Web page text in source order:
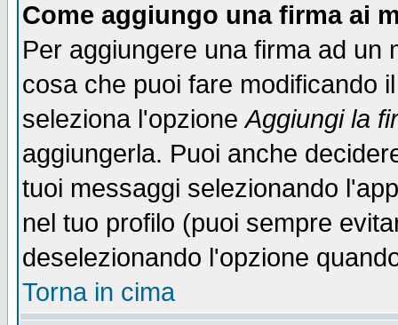
Come aggiungo una firma ai
Per aggiungere una firma ad un
cosa che puoi fare modificando
seleziona l'opzioneAggiungi la
aggiungerla. Puoi anche
tuoi messaggi selezionando
nel tuo profilo (puoi sempre
deselezionando l'opzione
Torna in cima